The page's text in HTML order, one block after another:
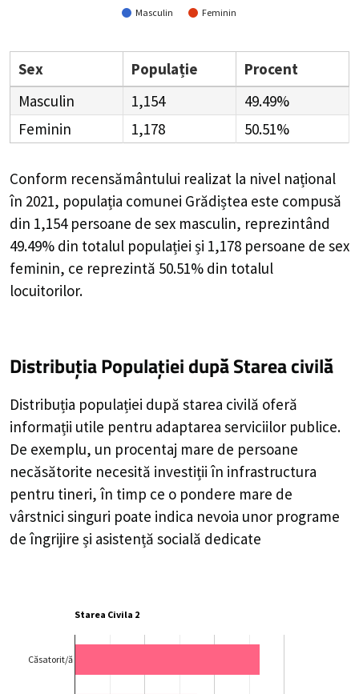
Masculin Feminin
Sex Populație
Procent
Masculin
1,154
49.49%
Feminin
1,178 50.51%
Conform recensământului realizat la nivel național
în 2021, populația comunei Grădiștea este compusă
din 1,154 persoane de sex masculin, reprezintând
49.49% din totalul populației și 1,178 persoane de sex
feminin, ce reprezintă 50.51% din totalul
locuitorilor.
Distribuția Populațieidupă Starea civilă
Distribuția populației după starea civilă oferă
informații utile pentru adaptarea serviciilor publice.
De exemplu, un procentaj mare de persoane
necăsătorite necesită investiții în infrastructura
pentru tineri, în timp ce o pondere mare de
vârstnici singuri poate indica nevoia unor programe
de îngrijire și asistență socială dedicate
Starea Civila 2
Căsatorit/ă